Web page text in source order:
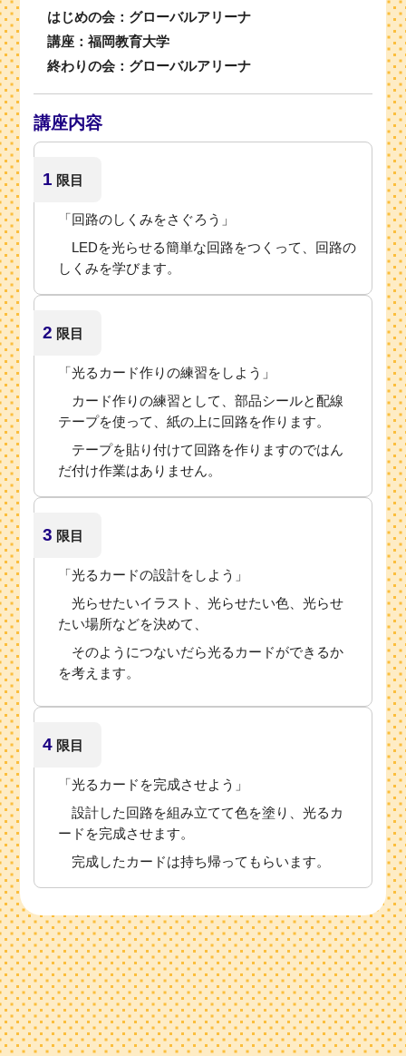
はじめの会：グローバルアリーナ
講座：福岡教育大学
終わりの会：グローバルアリーナ
講座内容
1 限目
「回路のしくみをさぐろう」
LEDを光らせる簡単な回路をつくって、回路の
しくみを学びます。
2 限目
「光るカード作りの練習をしよう」
カード作りの練習として、部品シールと配線
テープを使って、紙の上に回路を作ります。
テープを貼り付けて回路を作りますのではん
だ付け作業はありません。
3 限目
「光るカードの設計をしよう」
光らせたいイラスト、光らせたい色、光らせ
たい場所などを決めて、
そのようにつないだら光るカードができるか
を考えます。
4 限目
「光るカードを完成させよう」
設計した回路を組み立てて色を塗り、光るカ
ードを完成させます。
完成したカードは持ち帰ってもらいます。